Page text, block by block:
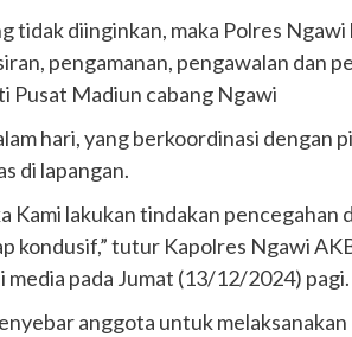
tidak diinginkan, maka Polres Ngawi
pengamanan, pengawalan dan
Pusat Madiun cabang Ngawi
hari, yang berkoordinasi dengan
di lapangan.
Kami lakukan tindakan
kondusif,” tutur Kapolres Ngawi
media pada Jumat (13/12/2024) pagi.
anggota untuk